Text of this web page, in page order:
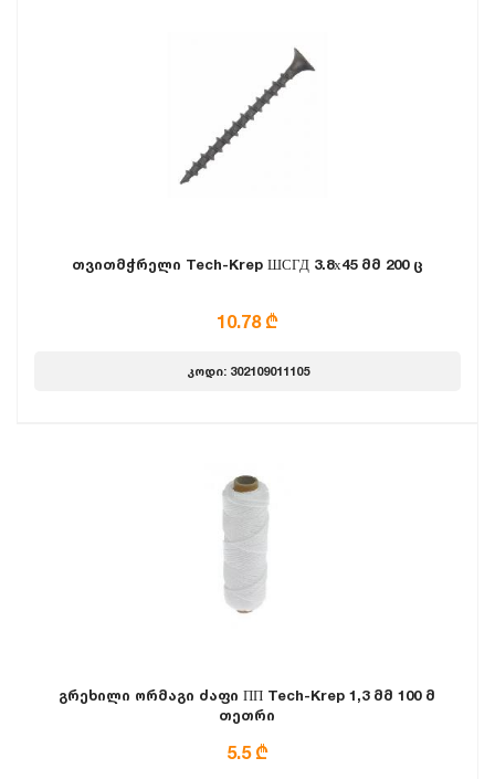
თვითმჭრელი Tech-Krep ШСГД 3.8х45 მმ 200 ც
10.78 ₾
კოდი: 302109011105
გრეხილი ორმაგი ძაფი ПП Tech-Krep 1,3 მმ 100 მ
თეთრი
5.5 ₾